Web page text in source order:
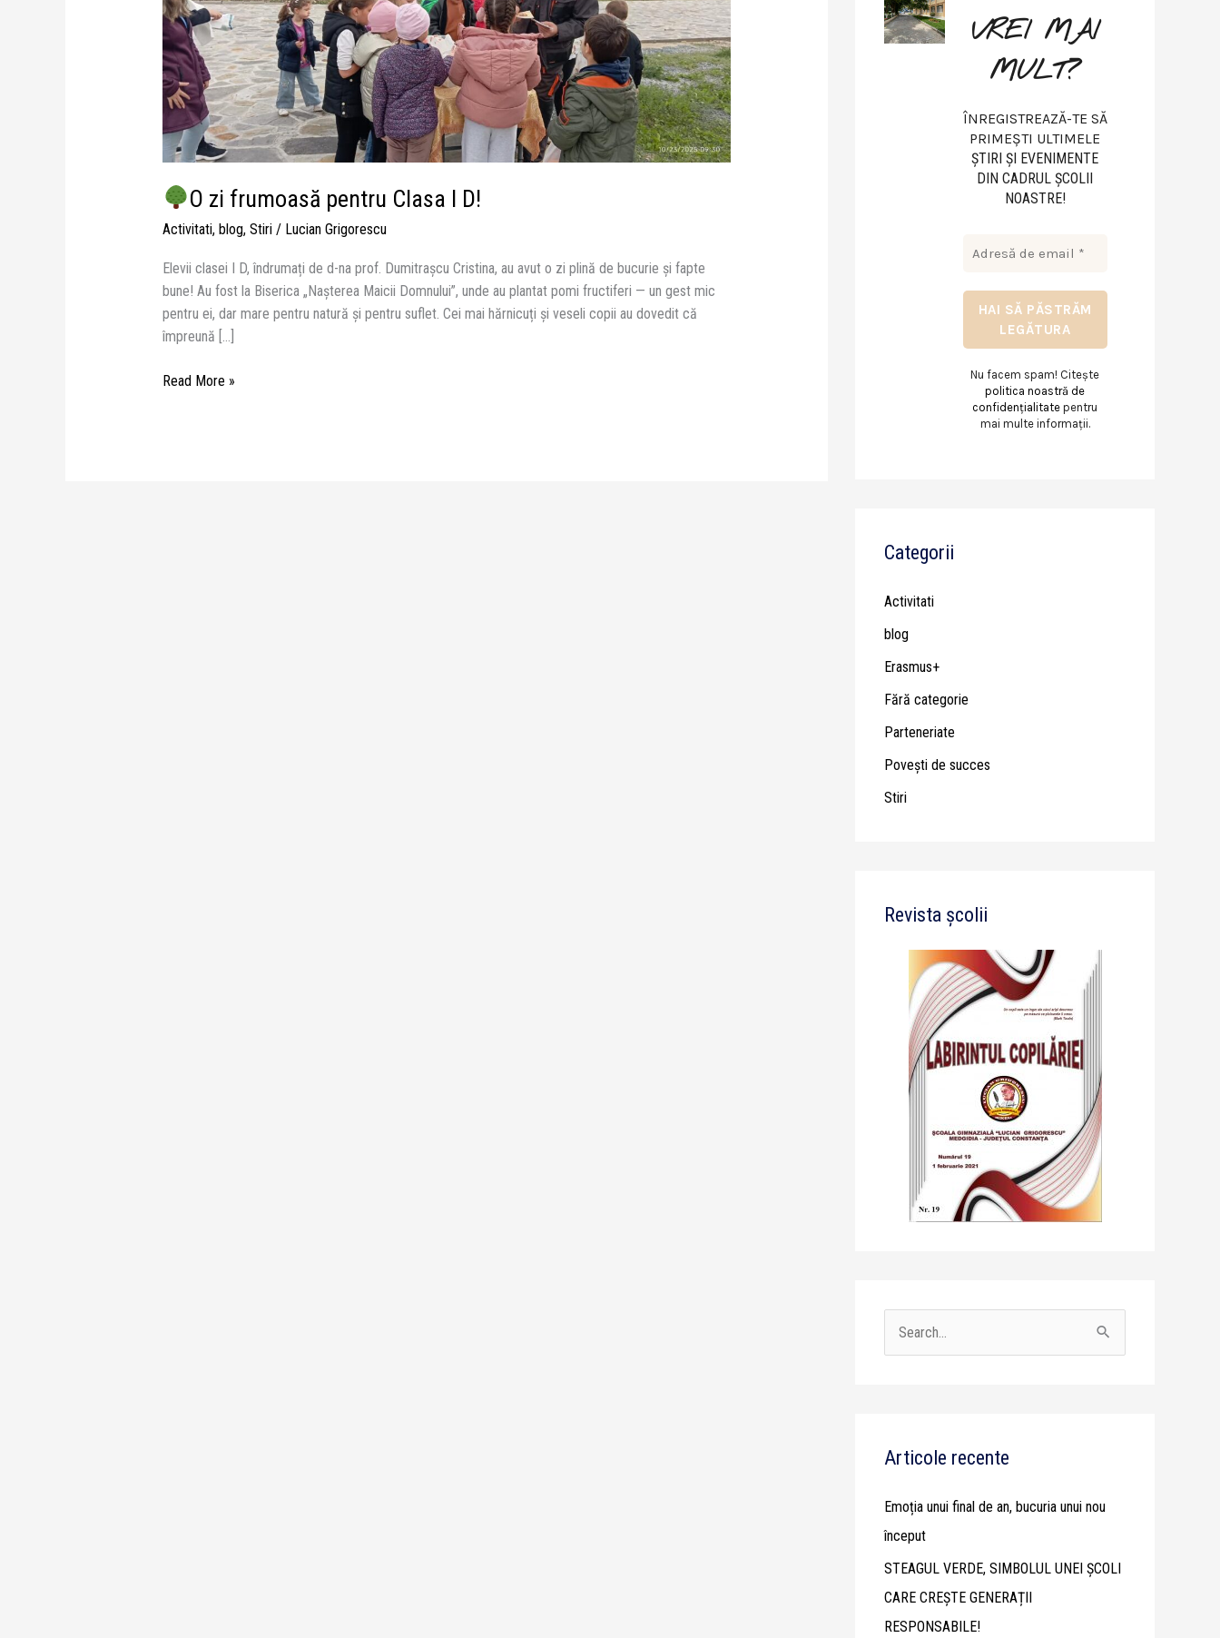
O zi frumoasă pentru Clasa I D!
Activitati, blog, Stiri/ Lucian Grigorescu
Elevii clasei I D, îndrumați de d-na prof. Dumitrașcu Cristina, au avut o zi plină de bucurie și fapte
bune! Au fost la Biserica „Naşterea Maicii Domnului”, unde au plantat pomi fructiferi — un gest mic
pentru ei, dar mare pentru natură și pentru suflet. Cei mai hărnicuți și veseli copii au dovedit că
împreună […]
pentru
Clasa
I
D!
Read More »
VREI MAI
MULT?
ÎNREGISTREAZĂ-TE SĂ
PRIMEȘTI ULTIMELE
ŞTIRI ŞI EVENIMENTE
DIN CADRUL ŞCOLII
NOASTRE!
Nu facem spam! Citește
politica noastră de
confidențialitate pentru
mai multe informații.
Categorii
Activitati
blog
Erasmus+
Fără categorie
Parteneriate
Poveşti de succes
Stiri
Revista școlii
c
f
o
r
:
Articole recente
Emoția unui final de an, bucuria unui nou
început
STEAGUL VERDE, SIMBOLUL UNEI ȘCOLI
CARE CREȘTE GENERAȚII
RESPONSABILE!